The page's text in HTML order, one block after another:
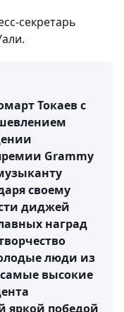
секретарь
Токаев с
Grammy
своему
диджей
наград
люди из
самые высокие
яркой победой